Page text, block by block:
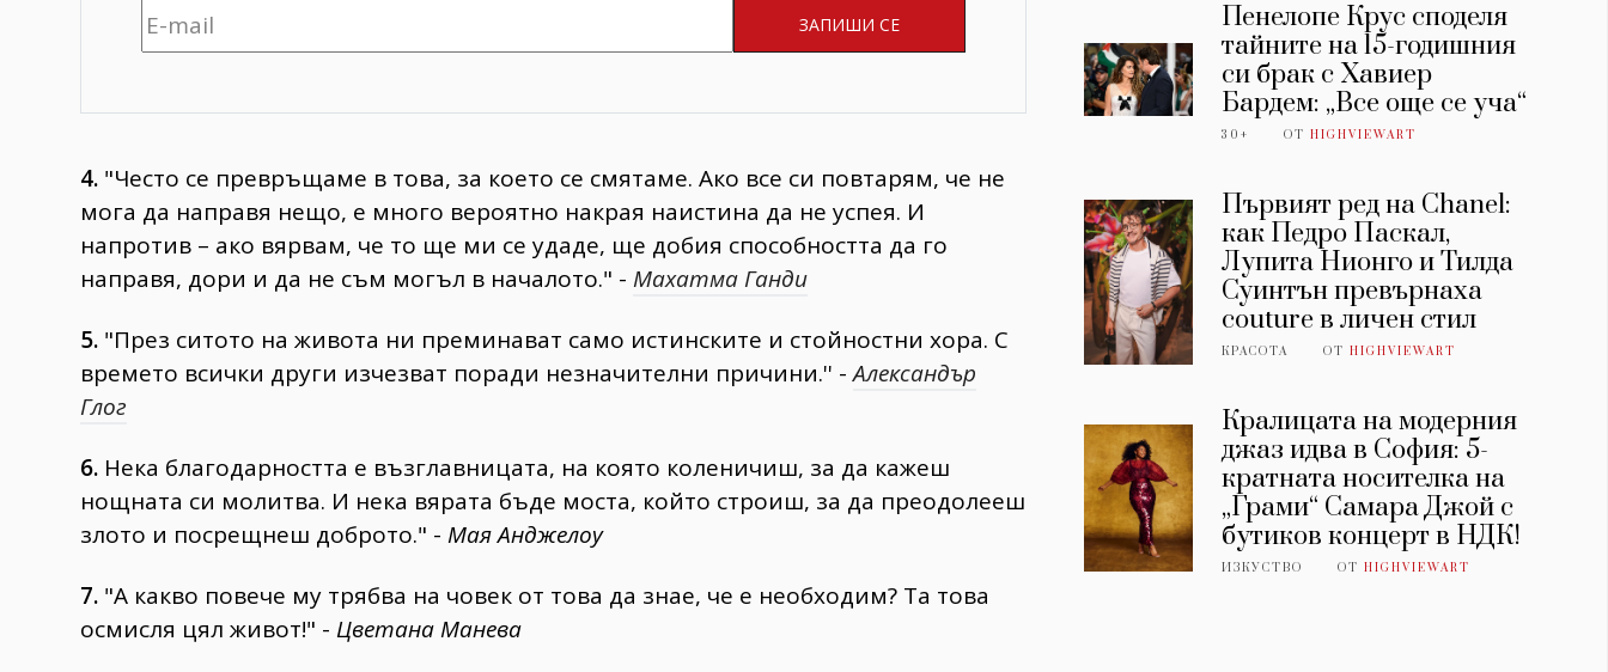
4. "Често се превръщаме в това, за което се смятаме. Ако все си повтарям, че не
мога да направя нещо, е много вероятно накрая наистина да не успея. И
напротив – ако вярвам, че то ще ми се удаде, ще добия способността да го
направя, дори и да не съм могъл в началото." - Махатма Ганди
5. "През ситото на живота ни преминават само истинските и стойностни хора. С
времето всички други изчезват поради незначителни причини.'' -Александър
Глог
6. Нека благодарността е възглавницата, на която коленичиш, за да кажеш
нощната си молитва. И нека вярата бъде моста, който строиш, за да преодолееш
злото и посрещнеш доброто." - Мая Анджелоу
7. "А какво повече му трябва на човек от това да знае, че е необходим? Та това
осмисля цял живот!" - Цветана Манева
Пенелопе Крус споделя
тайните на 15-годишния
си брак с Хавиер
Бардем: „Все още се уча“
30+ ОТHIGHVIEWART
Първият ред на Chanel:
как Педро Паскал,
Лупита Нионго и Тилда
Суинтън превърнаха
couture в личен стил
КРАСОТА ОТHIGHVIEWART
Кралицата на модерния
джаз идва в София: 5-
кратната носителка на
„Грами“ Самара Джой с
бутиков концерт в НДК!
ИЗКУСТВО ОТHIGHVIEWART